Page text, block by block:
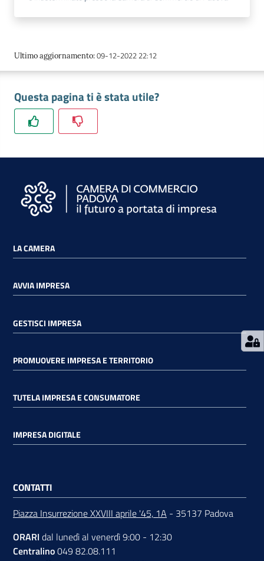
La
on line
Servizi
Newsle
tter
Sala
Stampa
Ultimo aggiornamento:09-12-2022 22:12
Questa pagina ti è stata utile?
LA CAMERA
AVVIA IMPRESA
GESTISCI IMPRESA
PROMUOVERE IMPRESA E TERRITORIO
TUTELA IMPRESA E CONSUMATORE
IMPRESA DIGITALE
CONTATTI
Piazza Insurrezione XXVIII aprile '45, 1A - 35137 Padova
ORARI dal lunedì al venerdì 9:00 - 12:30
Centralino049 82.08.111